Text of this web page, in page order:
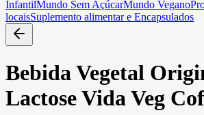
InfantilMundo Sem AçúcarMundo Vegano
locaisSuplemento alimentar e Encapsulados
Bebida Vegetal
Lactose Vida Veg